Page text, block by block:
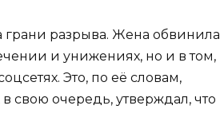
грани разрыва. Жена обвинила
и унижениях, но и в том,
Это, по её словам,
свою очередь, утверждал, что